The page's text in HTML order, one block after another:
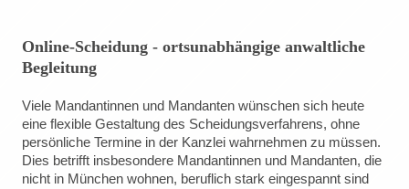
Online-Scheidung - ortsunabhängige anwaltliche
Begleitung
Viele Mandantinnen und Mandanten wünschen sich heute
eine flexible Gestaltung des Scheidungsverfahrens, ohne
persönliche Termine in der Kanzlei wahrnehmen zu müssen.
Dies betrifft insbesondere Mandantinnen und Mandanten, die
nicht in München wohnen, beruflich stark eingespannt sind